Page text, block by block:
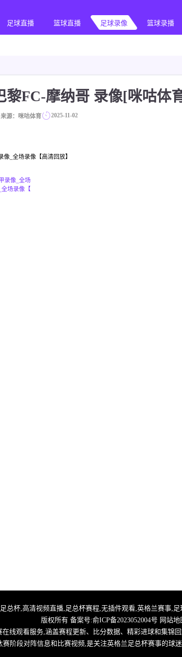
足球直播 篮球直播 足球录像 篮球录播
黎FC-摩纳哥 录像[咪咕体
来源：咪咕体育 2025-11-02
像_全场录像【高清回放】
录像_全场
全场录像【
总杯,高清视频直播,足总杯赛程,无插件观看,英格兰赛事,
版权所有 备案号:俞ICP备2023052004号 网站地
线观看服务,涵盖赛程更新、比分数据、精彩进球和集锦
赛阶段对阵信息和比赛视频,是关注英格兰足总杯赛事的球